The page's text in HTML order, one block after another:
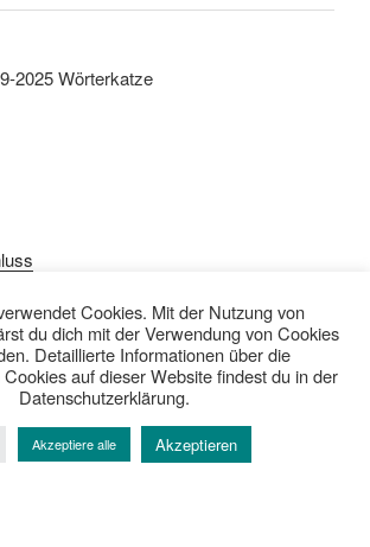
2025 Wörterkatze
Cookies. Mit der Nutzung von
du dich mit der Verwendung von Cookies
Detaillierte Informationen über die
auf dieser Website findest du in der
Datenschutzerklärung.
Akzeptiere alle Akzeptieren